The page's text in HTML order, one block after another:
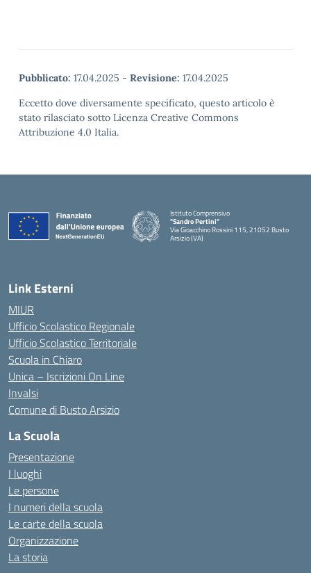
Pubblicato: 17.04.2025 - Revisione: 17.04.2025
Eccetto dove diversamente specificato, questo articolo è
stato rilasciato sotto Licenza Creative Commons
Attribuzione 4.0 Italia.
Istituto Comprensivo
"Sandro Pertini"
Via Gioacchino Rossini 115, 21052 Busto
Arsizio (VA)
Link Esterni
MIUR
Ufficio Scolastico Regionale
Ufficio Scolastico Territoriale
Scuola in Chiaro
Unica – Iscrizioni On Line
Invalsi
Comune di Busto Arsizio
La Scuola
Presentazione
I luoghi
Le persone
I numeri della scuola
Le carte della scuola
Organizzazione
La storia